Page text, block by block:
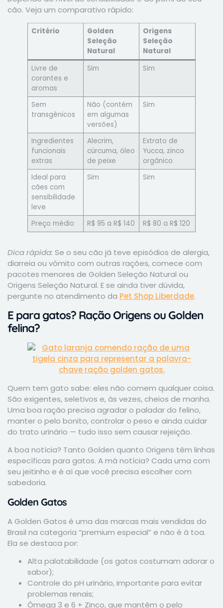
cão. Veja um comparativo rápido:
Critério
Golden
Seleção
Natural
Origens
Seleção
Natural
Livre de
corantes e
aromas
Sim Sim
Sem
transgênicos
Não (contém
em algumas
versões)
Sim
Ingredientes
funcionais
extras
Alecrim,
cúrcuma, óleo
de peixe
Extrato de
Yucca, zinco
orgânico
Ideal para
cães com
sensibilidade
leve
Sim Sim
Preço médio R$ 95 a R$ 140 R$ 80 a R$ 120
Dica rápida: Se o seu cão já teve episódios de alergia,
diarreia ou vômito com outras rações, comece com
pacotes menores de Golden Seleção Natural ou
Origens Seleção Natural. E se ainda tiver dúvida,
pergunte no atendimento da Pet Shop Liberdade.
E para gatos? Ração Origens ou Golden
felina?
Quem tem gato sabe: eles não comem qualquer coisa.
São exigentes, seletivos e, às vezes, cheios de manha.
Uma boa ração precisa agradar o paladar do felino,
manter o pelo bonito, controlar o peso e ainda cuidar
do trato urinário — tudo isso sem causar rejeição.
A boa notícia? Tanto Golden quanto Origens têm linhas
específicas para gatos. A má notícia? Cada uma com
seu jeitinho e é aí que você precisa escolher com
sabedoria.
Golden Gatos
A Golden Gatos é uma das marcas mais vendidas do
Brasil na categoria “premium especial” e não é à toa.
Ela se destaca por:
Alta palatabilidade (os gatos costumam adorar o
sabor);
Controle do pH urinário, importante para evitar
problemas renais;
Ômega 3 e 6 + Zinco, que mantêm o pelo